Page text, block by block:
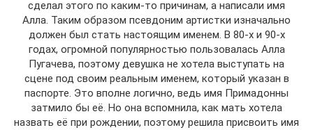
сделал этого по каким-то причинам, а написали имя
Алла. Таким образом псевдоним артистки изначально
должен был стать настоящим именем. В 80-х и 90-х
годах, огромной популярностью пользовалась Алла
Пугачева, поэтому девушка не хотела выступать на
сцене под своим реальным именем, который указан в
паспорте. Это вполне логично, ведь имя Примадонны
затмило бы её. Но она вспомнила, как мать хотела
назвать её при рождении, поэтому решила присвоить имя